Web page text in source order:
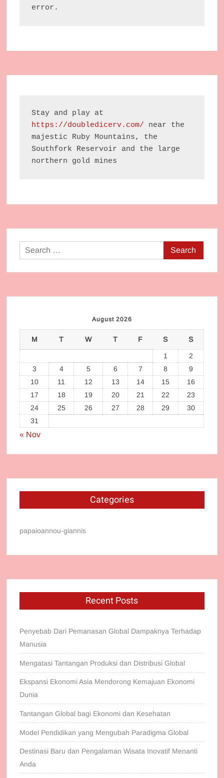
error.
https://doubledicerv.com/ near the
majestic Ruby Mountains, the
Southfork Reservoir and the large
northern gold mines
Search
for:
August 2026
M T W T F S S
1
2
3
4 5 6 7 8
9
10
11 12 13 14 15
16
17
18 19 20 21 22
23
24
25 26 27 28 29
30
31
« Nov
Categories
papaioannou-giannis
Recent Posts
Penyebab Dari Pemanasan Global Dampaknya Terhadap
Manusia
Mengatasi Tantangan Produksi dan Distribusi Global
Ekspansi Ekonomi Asia Mendorong Kemajuan Ekonomi
Dunia
Tantangan Global bagi Ekonomi dan Kesehatan
Model Pendidikan yang Mengubah Paradigma Global
Destinasi Baru dan Pengalaman Wisata Inovatif Menanti
Anda